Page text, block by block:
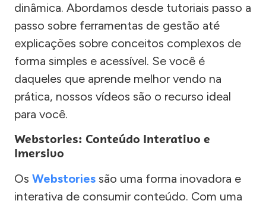
dinâmica. Abordamos desde tutoriais passo a
passo sobre ferramentas de gestão até
explicações sobre conceitos complexos de
forma simples e acessível. Se você é
daqueles que aprende melhor vendo na
prática, nossos vídeos são o recurso ideal
para você.
Webstories: Conteúdo Interativo e
Imersivo
Os Webstories são uma forma inovadora e
interativa de consumir conteúdo. Com uma